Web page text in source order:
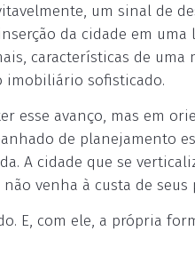
um sinal de
da cidade em
características de
imobiliário sofisticado.
esse avanço, mas em
de planejamento
A cidade que se
venha à custa de
E, com ele, a própria